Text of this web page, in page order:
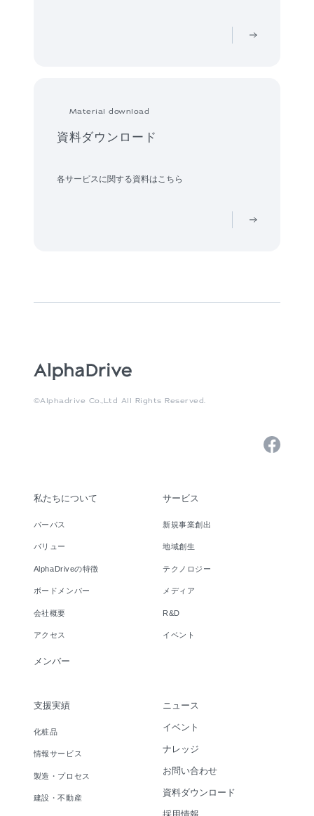
Material download
資料ダウンロード
各サービスに関する資料はこちら
©Alphadrive Co.,Ltd All Rights Reserved.
私たちについて
パーパス
バリュー
AlphaDriveの特徴
ボードメンバー
会社概要
アクセス
メンバー
サービス
新規事業創出
地域創生
テクノロジー
メディア
R&D
イベント
支援実績
化粧品
情報サービス
製造・プロセス
建設・不動産
ニュース
イベント
ナレッジ
お問い合わせ
資料ダウンロード